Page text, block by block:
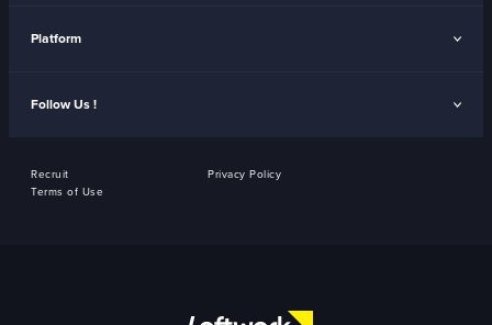
Platform
Follow Us !
Recruit
Privacy Policy
Terms of Use